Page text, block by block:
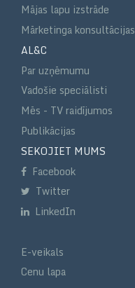
Mājas lapu izstrāde
Mārketinga konsultācijas
AL&C
Par uzņēmumu
Vadošie speciālisti
Mēs - TV raidījumos
Publikācijas
SEKOJIET MUMS
Facebook
Twitter
LinkedIn
E-veikals
Cenu lapa